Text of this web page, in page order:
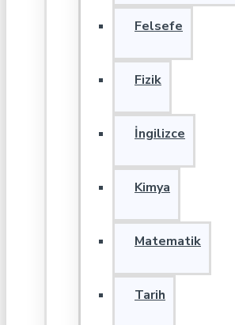
Felsefe
Fizik
İngilizce
Kimya
Matematik
Tarih